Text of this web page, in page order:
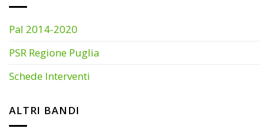
Pal 2014-2020
PSR Regione Puglia
Schede Interventi
ALTRI BANDI